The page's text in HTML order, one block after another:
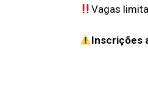
Vagas
Inscrições